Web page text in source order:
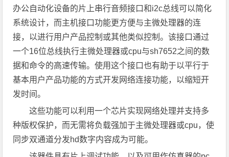
办公自动化设备的片上串行音频接口和i2c总线可以简化
系统设计，而主机接口功能更方便与主微处理器的连
接，以进行用户产品控制或其他类似控制。该接口通过
一个16位总线执行主微处理器或cpu与sh7652之间的数
据和命令的高速传输。使用这个接口也有助于以平行于
基本用户产品功能的方式开发网络连接功能，以缩短开
发时间。
这些功能可以利用一个芯片实现网络处理并支持多
种版权保护，而无需将负载强加于主微处理器或cpu，使
同步双通道分发hd数字内容成为可能。